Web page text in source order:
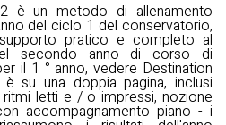
è un metodo di allenamento
del ciclo 1 del conservatorio,
pratico e completo al
secondo anno di corso di
il 1 ° anno, vedere Destination
su una doppia pagina, inclusi
letti e / o impressi, nozione
accompagnamento piano - i